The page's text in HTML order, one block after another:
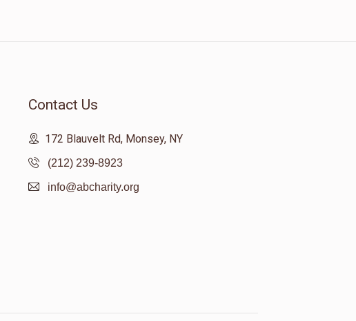
Contact Us
172 Blauvelt Rd, Monsey, NY
(212) 239-8923
info@abcharity.org